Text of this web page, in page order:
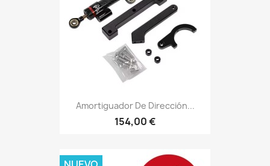
Amortiguador De Dirección...
154,00 €